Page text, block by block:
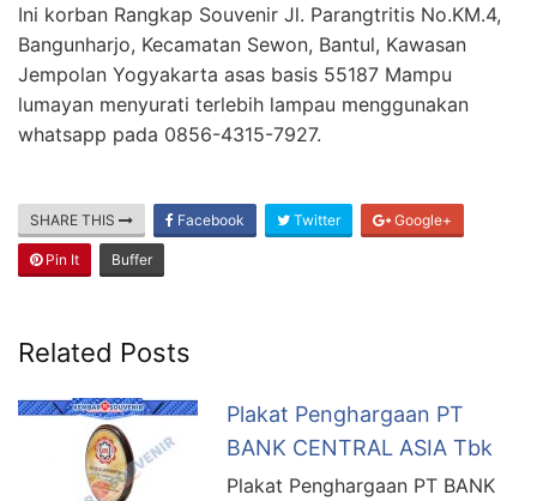
Ini korban Rangkap Souvenir Jl. Parangtritis No.KM.4,
Bangunharjo, Kecamatan Sewon, Bantul, Kawasan
Jempolan Yogyakarta asas basis 55187 Mampu
lumayan menyurati terlebih lampau menggunakan
whatsapp pada 0856-4315-7927.
SHARE THIS Facebook Twitter Google+
Pin It Buffer
Related Posts
Plakat Penghargaan PT
BANK CENTRAL ASIA Tbk
Plakat Penghargaan PT BANK